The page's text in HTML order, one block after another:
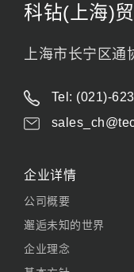
科钻(上海)
上海市长宁区
Tel: (021)-
企业详情
公司概要
邂逅未知的世界
企业理念